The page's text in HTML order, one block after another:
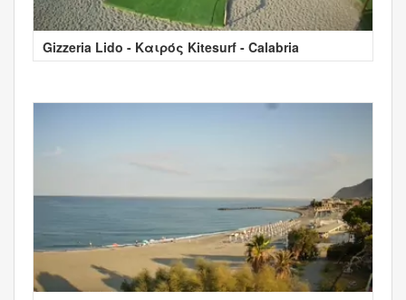
Gizzeria Lido - Καιρός Kitesurf - Calabria